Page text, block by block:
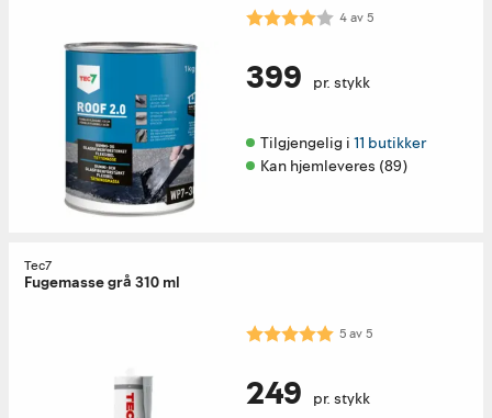
Karakter: 4.0 av 5 mulige
4av5
399 pr. stykk
Tilgjengelig i 11 butikker
Kan hjemleveres (89)
Tec7
Fugemasse grå 310 ml
Karakter: 5.0 av 5 mulige
5av5
249 pr. stykk